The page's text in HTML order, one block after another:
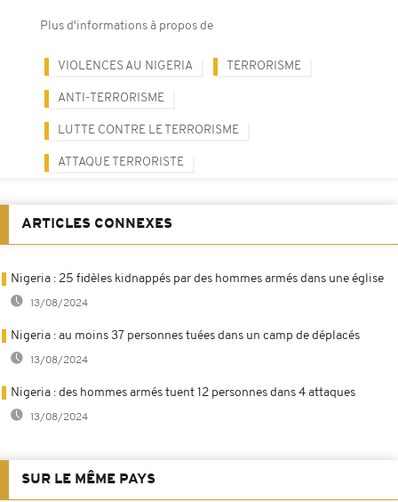
Plus d'informations à propos de
VIOLENCES AU NIGERIA TERRORISME
ANTI-TERRORISME
LUTTE CONTRE LE TERRORISME
ATTAQUE TERRORISTE
ARTICLES CONNEXES
Nigeria : 25 fidèles kidnappés par des hommes armés dans une église
13/08/2024
Nigeria : au moins 37 personnes tuées dans un camp de déplacés
13/08/2024
Nigeria : des hommes armés tuent 12 personnes dans 4 attaques
13/08/2024
SUR LE MÊME PAYS